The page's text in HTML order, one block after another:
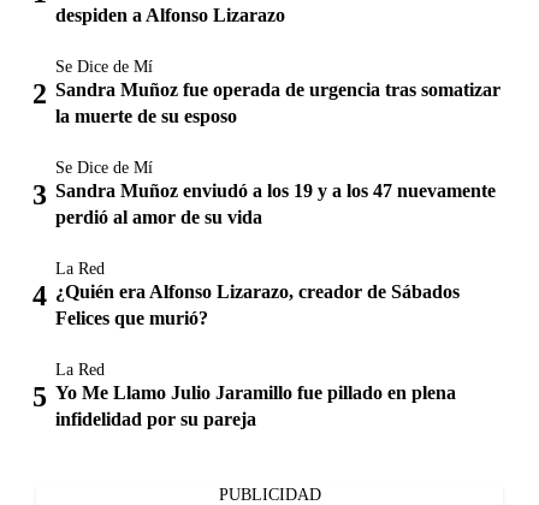
despiden a Alfonso Lizarazo
Se Dice de Mí
Sandra Muñoz fue operada de urgencia tras somatizar
la muerte de su esposo
Se Dice de Mí
Sandra Muñoz enviudó a los 19 y a los 47 nuevamente
perdió al amor de su vida
La Red
¿Quién era Alfonso Lizarazo, creador de Sábados
Felices que murió?
La Red
Yo Me Llamo Julio Jaramillo fue pillado en plena
infidelidad por su pareja
PUBLICIDAD